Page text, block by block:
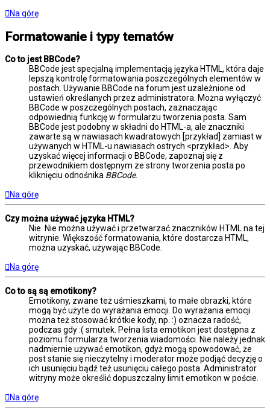
Na górę
Formatowanie i typy tematów
Co to jest BBCode?
BBCode jest specjalną implementacją języka HTML, która daje
lepszą kontrolę formatowania poszczególnych elementów w
postach. Używanie BBCode na forum jest uzależnione od
ustawień określanych przez administratora. Można wyłączyć
BBCode w poszczególnych postach, zaznaczając
odpowiednią funkcję w formularzu tworzenia posta. Sam
BBCode jest podobny w składni do HTML-a, ale znaczniki
zawarte są w nawiasach kwadratowych [przykład] zamiast w
używanych w HTML-u nawiasach ostrych <przykład>. Aby
uzyskać więcej informacji o BBCode, zapoznaj się z
przewodnikiem dostępnym ze strony tworzenia posta po
kliknięciu odnośnika BBCode.
Na górę
Czy można używać języka HTML?
Nie. Nie można używać i przetwarzać znaczników HTML na tej
witrynie. Większość formatowania, które dostarcza HTML,
można uzyskać, używając BBCode.
Na górę
Co to są są emotikony?
Emotikony, zwane też uśmieszkami, to małe obrazki, które
mogą być użyte do wyrażania emocji. Do wyrażania emocji
można też stosować krótkie kody, np. :) oznacza radość,
podczas gdy :( smutek. Pełna lista emotikon jest dostępna z
poziomu formularza tworzenia wiadomości. Nie należy jednak
nadmiernie używać emotikon, gdyż mogą spowodować, że
post stanie się nieczytelny i moderator może podjąć decyzję o
ich usunięciu bądź też usunięciu całego posta. Administrator
witryny może określić dopuszczalny limit emotikon w poście.
Na górę